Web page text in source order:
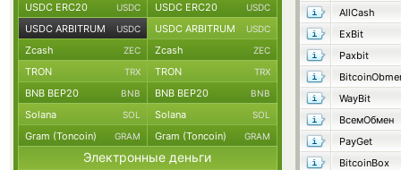
AllCash
ExBit
Paxbit
WayBit
ВсемОбмен
PayGet
BitcoinBox
USDC ERC20 USDC USDC ERC20 USDC
USDC ARBITRUM USDC USDC ARBITRUM USDC
Zcash ZEC Zcash ZEC
TRON TRX TRON TRX
BNB BEP20 BNB BNB BEP20 BNB
Solana SOL Solana SOL
Gram (Toncoin) GRAM Gram (Toncoin) GRAM
Электронные деньги